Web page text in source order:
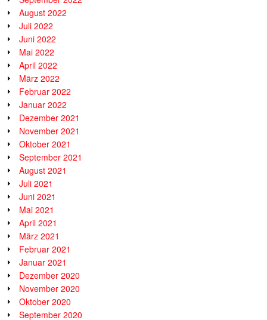
August 2022
Juli 2022
Juni 2022
Mai 2022
April 2022
März 2022
Februar 2022
Januar 2022
Dezember 2021
November 2021
Oktober 2021
September 2021
August 2021
Juli 2021
Juni 2021
Mai 2021
April 2021
März 2021
Februar 2021
Januar 2021
Dezember 2020
November 2020
Oktober 2020
September 2020